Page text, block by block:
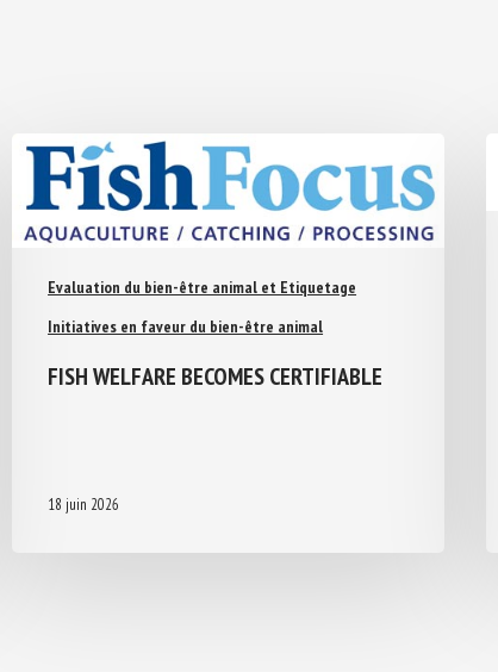
Evaluation du bien-être animal et Etiquetage
Initiatives en faveur du bien-être animal
FISH WELFARE BECOMES CERTIFIABLE
18 juin 2026